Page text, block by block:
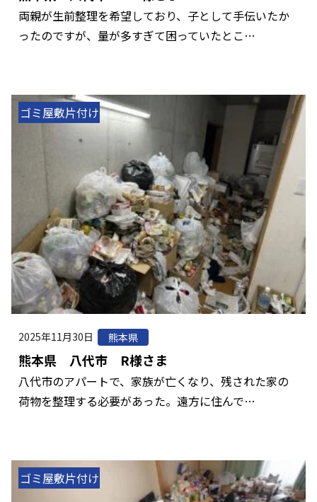
両親が生前整理を希望しており、子として手伝いたか
ったのですが、量が多すぎて困っていたとこ…
ゴミ屋敷片付け
2025年11月30日 熊本県
熊本県 八代市 R様さま
八代市のアパートで、家族が亡くなり、残された家の
荷物を整理する必要があった。遠方に住んで…
ゴミ屋敷片付け